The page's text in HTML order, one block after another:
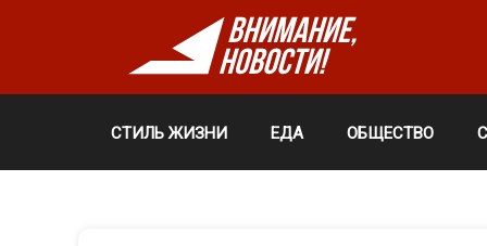
СТИЛЬ ЖИЗНИ ЕДА ОБЩЕСТВО